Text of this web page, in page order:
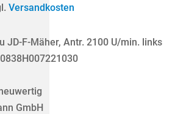
Versandkosten
JD-F-Mäher, Antr. 2100 U/min. links
GmbH